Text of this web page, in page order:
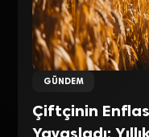
GÜNDEM
Çiftçinin
Yavaşladı: